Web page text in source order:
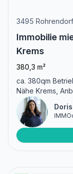
3495
Immobilie
Krems
380,3 m²
ca. 380qm
Nähe Krems,